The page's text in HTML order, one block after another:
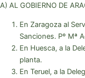
A) AL GOBIERNO DE
En Zaragoza al
Sanciones. Pº Mª
En Huesca, a la
planta.
En Teruel, a la